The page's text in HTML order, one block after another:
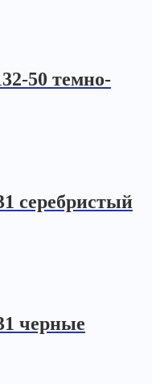
50 темно-
серебристый
черные